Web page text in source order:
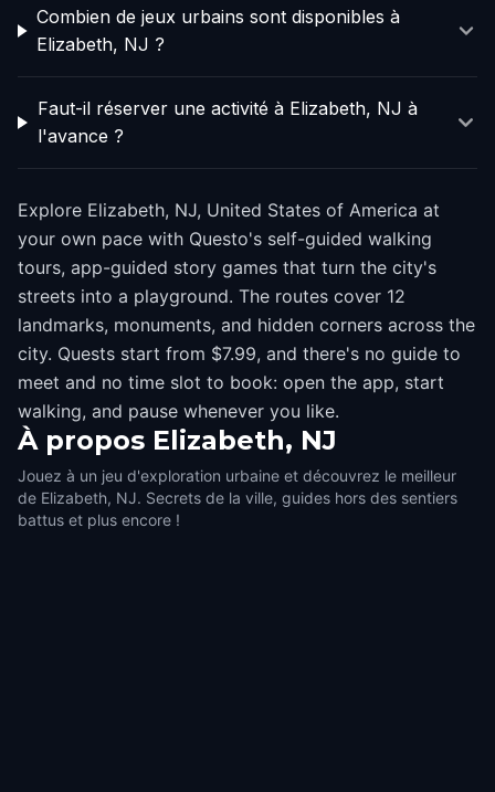
Combien de jeux urbains sont disponibles à
Elizabeth, NJ ?
Faut-il réserver une activité à Elizabeth, NJ à
l'avance ?
Explore Elizabeth, NJ, United States of America at
your own pace with Questo's self-guided walking
tours, app-guided story games that turn the city's
streets into a playground. The routes cover 12
landmarks, monuments, and hidden corners across the
city. Quests start from $7.99, and there's no guide to
meet and no time slot to book: open the app, start
walking, and pause whenever you like.
À propos Elizabeth, NJ
Jouez à un jeu d'exploration urbaine et découvrez le meilleur
de Elizabeth, NJ. Secrets de la ville, guides hors des sentiers
battus et plus encore !